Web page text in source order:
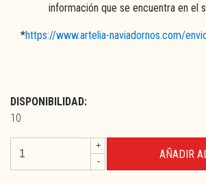
información que se encuentra en el
*https://www.artelia-naviadornos.com/
DISPONIBILIDAD:
10
+
-